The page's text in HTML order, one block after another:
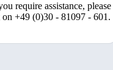
require assistance, please
+49 (0)30 - 81097 - 601.